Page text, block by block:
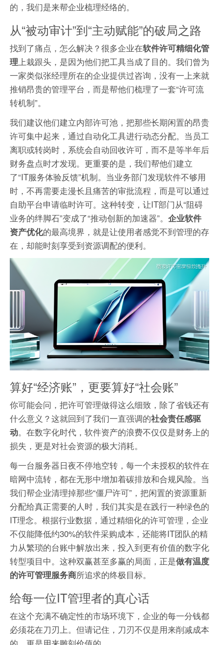
的，我们是来帮企业梳理经络的。
从“被动审计”到“主动赋能”的破局之路
找到了痛点，怎么解决？很多企业在软件许可精细化管
理上栽跟头，是因为他们把工具当成了目的。我们曾为
一家类似张经理所在的企业提供过咨询，没有一上来就
推销昂贵的管理平台，而是帮他们梳理了一套“许可流
转机制”。
我们建议他们建立内部许可池，把那些长期闲置的昂贵
许可集中起来，通过自动化工具进行动态分配。当员工
离职或转岗时，系统会自动回收许可，而不是等半年后
财务盘点时才发现。更重要的是，我们帮他们建立
了“IT服务体验反馈”机制。当业务部门发现软件不够用
时，不再需要走漫长且痛苦的审批流程，而是可以通过
自助平台申请临时许可。这种转变，让IT部门从“阻碍
业务的绊脚石”变成了“推动创新的加速器”。 企业软件
资产优化的最高境界，就是让使用者感觉不到管理的存
在，却能时刻享受到资源调配的便利。
算好“经济账”，更要算好“社会账”
你可能会问，把许可管理做得这么细致，除了省钱还有
什么意义？这就回到了我们一直强调的社会责任感驱
动。在数字化时代，软件资产的浪费不仅仅是财务上的
损失，更是对社会资源的极大消耗。
每一台服务器日夜不停地空转，每一个未授权的软件在
暗网中流转，都在无形中增加着碳排放和合规风险。当
我们帮企业清理掉那些“僵尸许可”，把闲置的资源重新
分配给真正需要的人时，我们其实是在践行一种绿色的
IT理念。根据行业数据，通过精细化的许可管理，企业
不仅能降低约30%的软件采购成本，还能将IT团队的精
力从繁琐的台账中解放出来，投入到更有价值的数字化
转型项目中。这种双赢甚至多赢的局面，正是做有温度
的许可管理服务商所追求的终极目标。
给每一位IT管理者的真心话
在这个充满不确定性的市场环境下，企业的每一分钱都
必须花在刀刃上。但请记住，刀刃不仅是用来削减成本